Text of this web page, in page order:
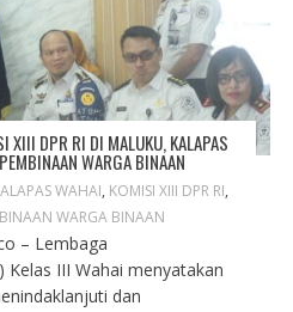
XIII DPR RI DI MALUKU, KALAPAS
WARGA BINAAN
WAHAI, KOMISI XIII DPR RI,
WARGA BINAAN
– Lembaga
Kelas III Wahai menyatakan
dan